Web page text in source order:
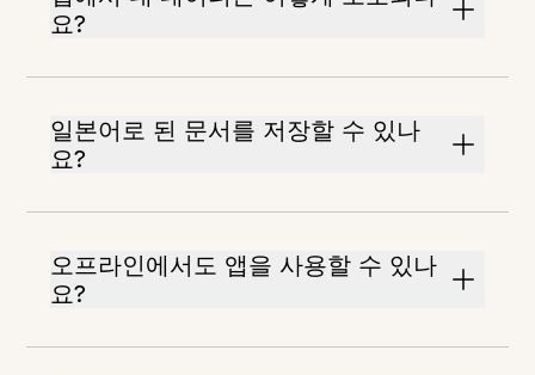
요?
일본어로 된 문서를 저장할 수 있나
요?
오프라인에서도 앱을 사용할 수 있나
요?